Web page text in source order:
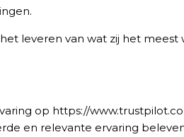
leveren van wat zij het
op https://
en relevante ervaring